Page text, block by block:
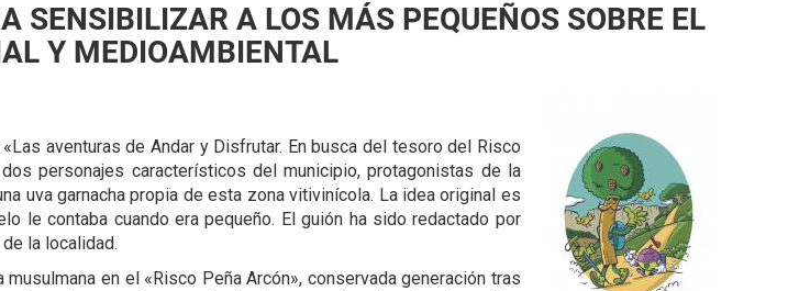
SENSIBILIZAR A LOS MÁS PEQUEÑOS SOBRE EL
Y MEDIOAMBIENTAL
aventuras de Andar y Disfrutar. En busca del tesoro del Risco
personajes característicos del municipio, protagonistas de la
uva garnacha propia de esta zona vitivinícola. La idea original es
le contaba cuando era pequeño. El guión ha sido redactado por
la localidad.
en el «Risco Peña Arcón», conservada generación tras